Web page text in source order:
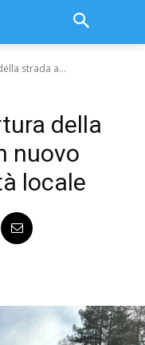
strada a...
della
nuovo
locale